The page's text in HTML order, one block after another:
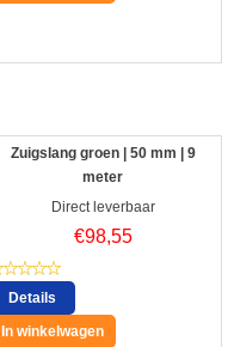
Zuigslang groen | 50 mm | 9
meter
Direct leverbaar
€98,55
Details
In winkelwagen